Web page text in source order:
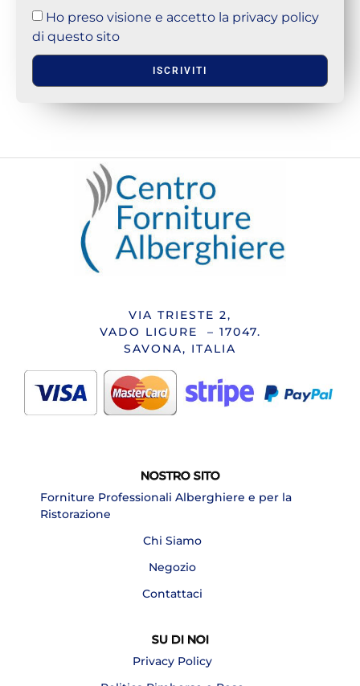
Ho preso visione e accetto la privacy policy
di questo sito
ISCRIVITI
VIA TRIESTE 2,
VADO LIGURE – 17047.
SAVONA, ITALIA
NOSTRO SITO
Forniture Professionali Alberghiere e per la
Ristorazione
Chi Siamo
Negozio
Contattaci
SU DI NOI
Privacy Policy